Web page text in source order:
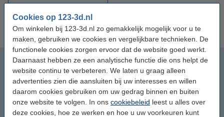
Cookies op 123-3d.nl
Om winkelen bij 123-3d.nl zo gemakkelijk mogelijk voor u te
maken, gebruiken we cookies en vergelijkbare technieken. De
functionele cookies zorgen ervoor dat de website goed werkt.
Daarnaast hebben ze een analytische functie die ons helpt de
website continu te verbeteren. We laten u graag alleen
advertenties zien die aansluiten bij uw interesses en willen
daarom cookies gebruiken om uw gedrag binnen en buiten
onze website te volgen. In ons cookiebeleid leest u alles over
deze cookies, hoe ze werken en hoe u uw voorkeuren kunt
Tec 4L
3.0 dual extruder
3.0 single extruder